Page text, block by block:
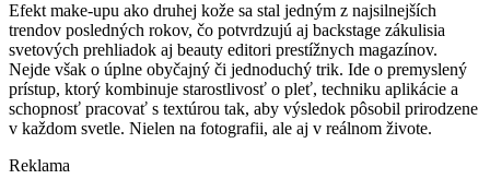
Efekt make-upu ako druhej kože sa stal jedným z najsilnejších
trendov posledných rokov, čo potvrdzujú aj backstage zákulisia
svetových prehliadok aj beauty editori prestížnych magazínov.
Nejde však o úplne obyčajný či jednoduchý trik. Ide o premyslený
prístup, ktorý kombinuje starostlivosť o pleť, techniku aplikácie a
schopnosť pracovať s textúrou tak, aby výsledok pôsobil prirodzene
v každom svetle. Nielen na fotografii, ale aj v reálnom živote.
Reklama